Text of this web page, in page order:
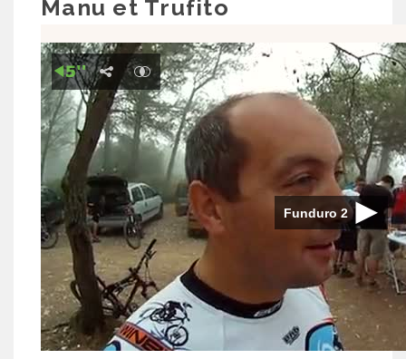
Manu et Trufito